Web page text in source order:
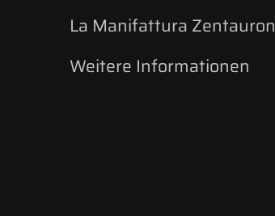
La Manifattura Zentauron
Weitere Informationen